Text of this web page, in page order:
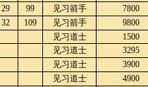
29 99 见习箭手
7800
32 109 见习箭手 9800
见习道士
1500
见习道士
3295
见习道士
3900
见习道士
4900